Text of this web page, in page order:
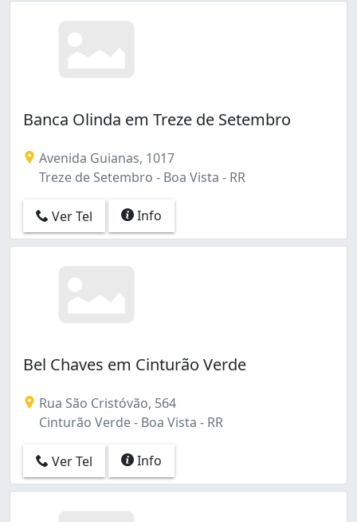
Banca Olinda em Treze de Setembro
Avenida Guianas, 1017
Treze de Setembro - Boa Vista - RR
Ver Tel Info
Bel Chaves em Cinturão Verde
Rua São Cristóvão, 564
Cinturão Verde - Boa Vista - RR
Ver Tel Info